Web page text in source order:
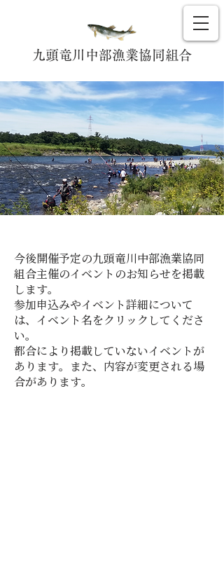
九頭竜川中部漁業協同組合
今後のイベント
今後開催予定の九頭竜川中部漁業協同
組合主催のイベントのお知らせを掲載
します。
参加申込みやイベント詳細について
は、イベント名をクリックしてくださ
い。
都合により掲載していないイベントが
あります。また、内容が変更される場
合があります。